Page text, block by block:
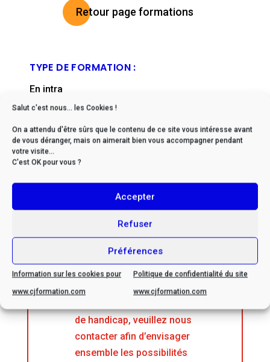
Salut c'est nous... les Cookies !
On a attendu d'être sûrs que le contenu de ce site vous intéresse avant
de vous déranger, mais on aimerait bien vous accompagner pendant
votre visite...
C'est OK pour vous ?
Accepter
Refuser
Préférences
Information sur les cookies pour
www.cjformation.com
Politique de confidentialité du site
www.cjformation.com
Retour page formations
TYPE DE FORMATION :
En intra
FORMAT :
En présentiel
DÉLAIS D'ACCÈS :
De 2 à 6 mois en moyenne (nous contacter)
FICHE MISE À JOUR EN :
de handicap, veuillez nous
contacter afin d’envisager
ensemble les possibilités